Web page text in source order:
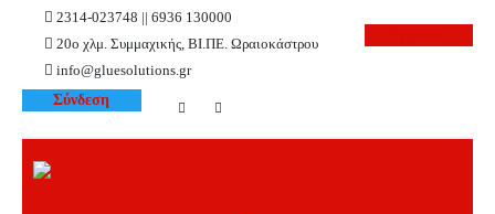
2314-023748 || 6936 130000
20ο χλμ. Συμμαχικής, ΒΙ.ΠΕ. Ωραιοκάστρου
info@gluesolutions.gr
Σύνδεση